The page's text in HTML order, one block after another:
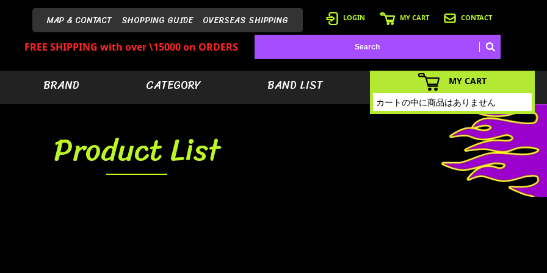
MAP & CONTACT SHOPPING GUIDE OVERSEAS SHIPPING LOGIN MY CART CONTACT
FREE SHIPPING with over \15000 on ORDERS
BRAND CATEGORY BAND LIST
Product List
MY CART
カートの中に商品はありません